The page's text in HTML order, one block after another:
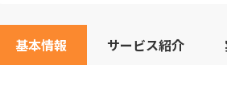
基本情報 サービス紹介